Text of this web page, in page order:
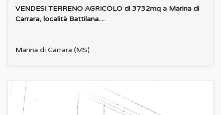
VENDESI TERRENO AGRICOLO di 3732mq a Marina di
Carrara, località Battilana....:
Marina di Carrara (MS)